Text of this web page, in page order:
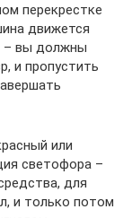
перекрестке
движется
– вы должны
и пропустить
или
светофора –
для
и только потом